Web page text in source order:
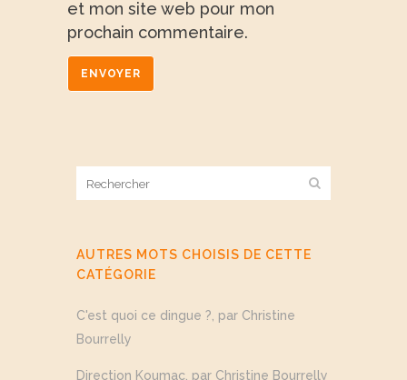
et mon site web pour mon
prochain commentaire.
AUTRES MOTS CHOISIS DE CETTE
CATÉGORIE
C'est quoi ce dingue ?, par Christine
Bourrelly
Direction Koumac, par Christine Bourrelly